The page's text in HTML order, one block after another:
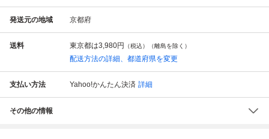
発送元の地域 京都府
送料 東京都は3,980円 （税込）（離島を除く）
配送方法の詳細、都道府県を変更
支払い方法 Yahoo!かんたん決済 詳細
その他の情報